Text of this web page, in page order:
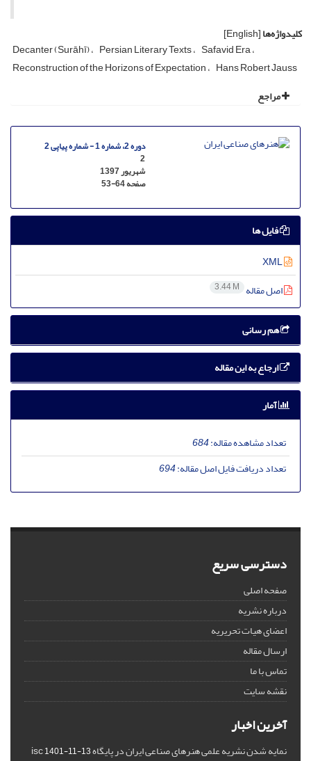
کلیدواژه‌ها[English]
Decanter (Surāhī) Persian Literary Texts Safavid Era
Reconstruction of the Horizons of Expectation Hans Robert Jauss
مراجع
دوره 2، شماره 1 - شماره پیاپی 2
2
شهریور 1397
صفحه53-64
فایل ها
اصل مقاله 3.44 M
هم رسانی
ارجاع به این مقاله
آمار
تعداد مشاهده مقاله:684
تعداد دریافت فایل اصل مقاله:694
دسترسی سریع
صفحه اصلی
درباره نشریه
اعضای هیات تحریریه
ارسال مقاله
تماس با ما
نقشه سایت
آخرین اخبار
نمایه شدن نشریه علمی هنرهای صناعی ایران در پایگاه isc1401-11-13